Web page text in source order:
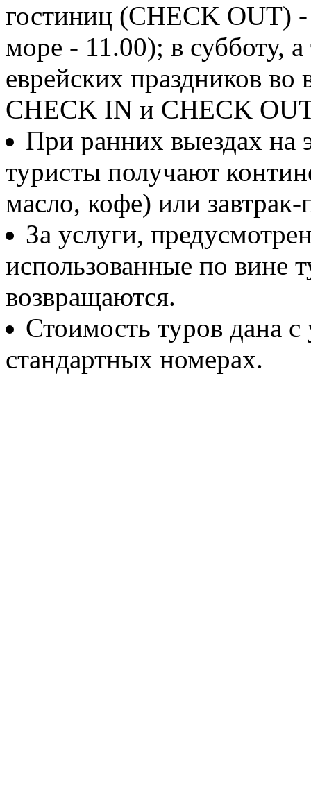
гостиниц (CHECK OUT)
море - 11.00); в субботу,
еврейских праздников во
CHECK IN и CHECK
При ранних выездах на
туристы получают
масло, кофе) или завтрак-
За услуги,
использованные по вине
возвращаются.
Стоимость туров дана
стандартных номерах.